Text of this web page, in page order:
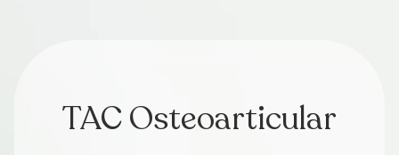
TAC Osteoarticular